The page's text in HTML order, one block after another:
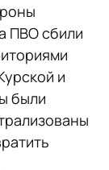
ПВО сбили
и
были